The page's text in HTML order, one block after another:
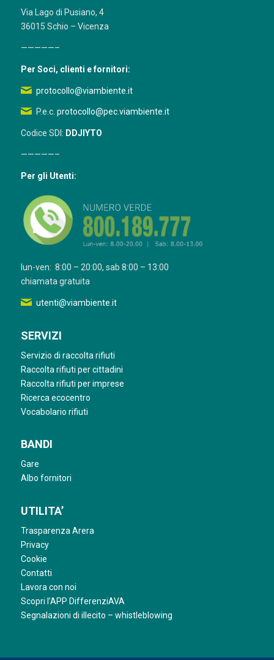
Via Lago di Pusiano, 4
36015 Schio – Vicenza
—————–
Per Soci, clienti e fornitori:
protocollo@viambiente.it
P.e.c. protocollo@pec.viambiente.it
Codice SDI: DDJIYTO
—————–
Per gli Utenti:
lun-ven: 8:00 – 20:00, sab 8:00 – 13:00
chiamata gratuita
utenti@viambiente.it
SERVIZI
Servizio di raccolta rifiuti
Raccolta rifiuti per cittadini
Raccolta rifiuti per imprese
Ricerca ecocentro
Vocabolario rifiuti
BANDI
Gare
Albo fornitori
UTILITA’
Trasparenza Arera
Privacy
Cookie
Contatti
Lavora con noi
Scopri l’APP DifferenziAVA
Segnalazioni di illecito – whistleblowing